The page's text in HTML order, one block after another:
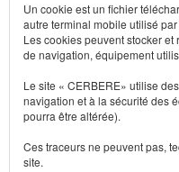
Un cookie est un fichier
autre terminal mobile utilisé
Les cookies peuvent stocker
de navigation, équipement
Le site « CERBERE» utilise
navigation et à la sécurité des
pourra être altérée).
Ces traceurs ne peuvent pas,
site.